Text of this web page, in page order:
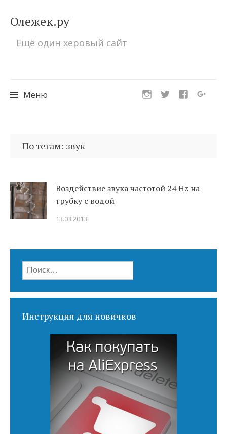
Олежек.ру
Ещё один херовый сайт
Меню
кПо тегам: звук
Воздействие звука частотой 24 Hz на
трубку с водой
13.03.2013
Найти:
Инструкция для новичков